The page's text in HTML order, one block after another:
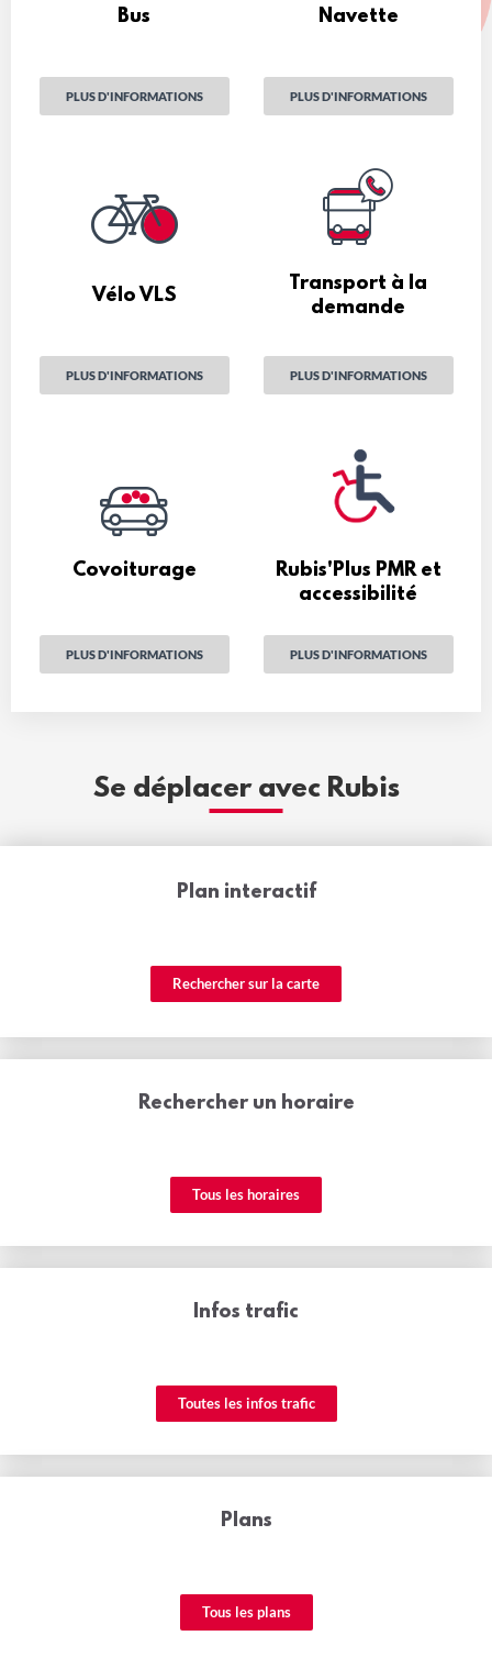
Bus
PLUS D'INFORMATIONS
Navette
PLUS D'INFORMATIONS
Vélo VLS
PLUS D'INFORMATIONS
Transport à la
demande
PLUS D'INFORMATIONS
Covoiturage
PLUS D'INFORMATIONS
Rubis'Plus PMR et
accessibilité
PLUS D'INFORMATIONS
Se déplacer avec Rubis
Plan interactif
Rechercher sur la carte
Rechercher un horaire
Tous les horaires
Infos trafic
Toutes les infos trafic
Plans
Tous les plans